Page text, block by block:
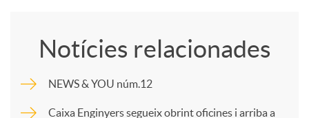
m
Notícies relacionades
NEWS & YOU núm.12
Caixa Enginyers segueix obrint oficines i arriba a